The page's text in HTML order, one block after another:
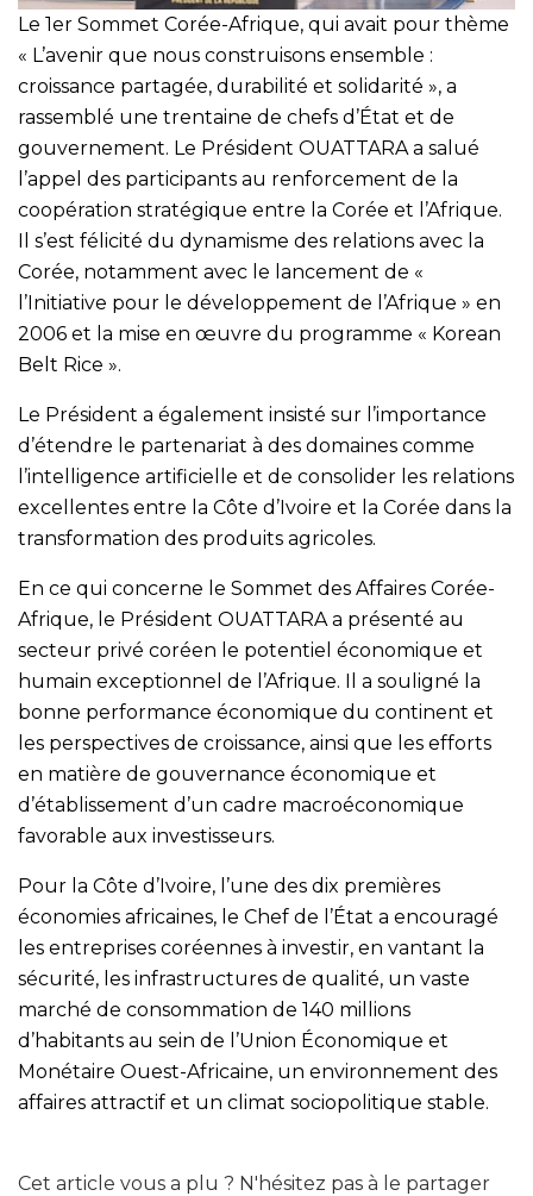
Le 1er Sommet Corée-Afrique, qui avait pour thème
« L’avenir que nous construisons ensemble :
croissance partagée, durabilité et solidarité », a
rassemblé une trentaine de chefs d’État et de
gouvernement. Le Président OUATTARA a salué
l’appel des participants au renforcement de la
coopération stratégique entre la Corée et l’Afrique.
Il s’est félicité du dynamisme des relations avec la
Corée, notamment avec le lancement de «
l’Initiative pour le développement de l’Afrique » en
2006 et la mise en œuvre du programme « Korean
Belt Rice ».
Le Président a également insisté sur l’importance
d’étendre le partenariat à des domaines comme
l’intelligence artificielle et de consolider les relations
excellentes entre la Côte d’Ivoire et la Corée dans la
transformation des produits agricoles.
En ce qui concerne le Sommet des Affaires Corée-
Afrique, le Président OUATTARA a présenté au
secteur privé coréen le potentiel économique et
humain exceptionnel de l’Afrique. Il a souligné la
bonne performance économique du continent et
les perspectives de croissance, ainsi que les efforts
en matière de gouvernance économique et
d’établissement d’un cadre macroéconomique
favorable aux investisseurs.
Pour la Côte d’Ivoire, l’une des dix premières
économies africaines, le Chef de l’État a encouragé
les entreprises coréennes à investir, en vantant la
sécurité, les infrastructures de qualité, un vaste
marché de consommation de 140 millions
d’habitants au sein de l’Union Économique et
Monétaire Ouest-Africaine, un environnement des
affaires attractif et un climat sociopolitique stable.
Cet article vous a plu ? N'hésitez pas à le partager